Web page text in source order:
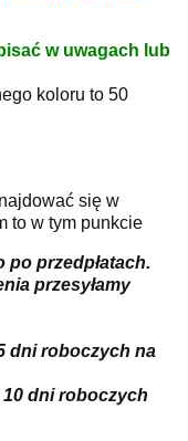
w uwagach lub
koloru to 50
się w
to w tym punkcie
po przedpłatach.
przesyłamy
dni roboczych na
dni roboczych